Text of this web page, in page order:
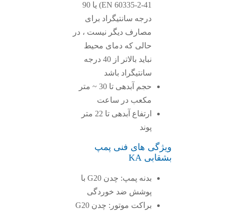
EN 60335-2-41) یا 90
درجه سانتیگراد برای
مصارف دیگر نیست ، در
حالی که دمای محیط
نباید بالاتر از 40 درجه
سانتیگراد باشد
حجم آبدهی تا 30 ~ متر
مکعب در ساعت
ارتفاع آبدهی تا 22 متر
ویژگی های فنی پمپ
بشقابی KA
بدنه پمپ: چدن G20 با
پوشش ضد خوردگی
براکت موتور: چدن G20